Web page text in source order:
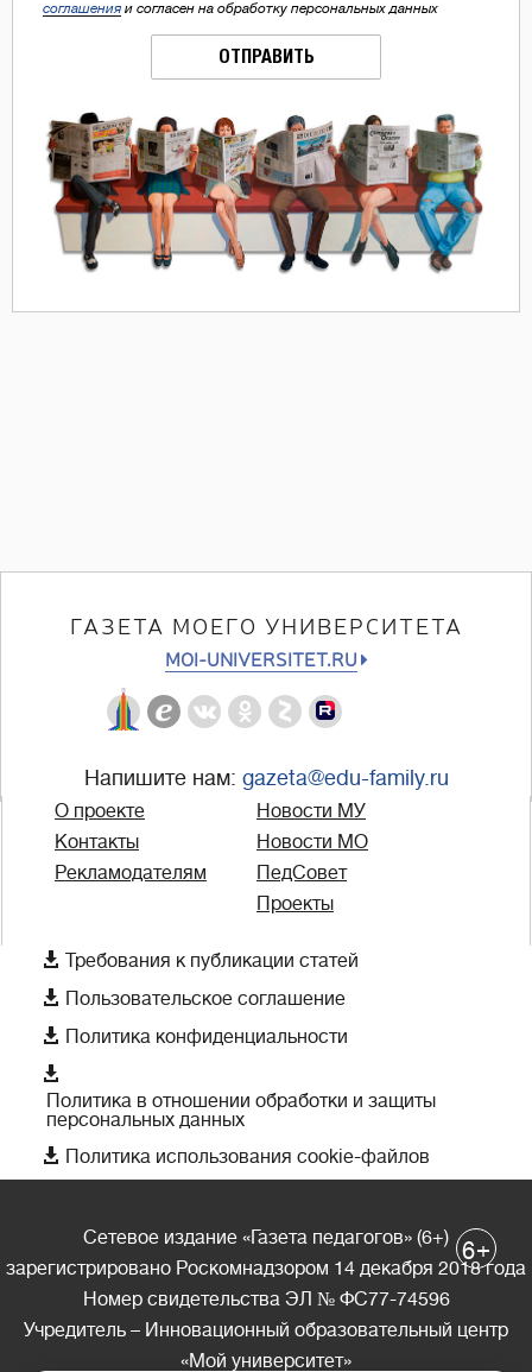
соглашения и согласен на обработку персональных данных
ОТПРАВИТЬ
ГАЗЕТА МОЕГО УНИВЕРСИТЕТА
MOI-UNIVERSITET.RU
Напишите нам: gazeta@edu-family.ru
О проекте
Контакты
Рекламодателям
Новости МУ
Новости МО
ПедСовет
Проекты
 Требования к публикации статей
 Пользовательское соглашение
 Политика конфиденциальности

Политика в отношении обработки и защиты
персональных данных
 Политика использования cookie-файлов
Сетевое издание «Газета педагогов» (6+)
зарегистрировано Роскомнадзором 14 декабря 2018 года
Номер свидетельства ЭЛ № ФС77-74596
Учредитель – Инновационный образовательный центр
«Мой университет»
6+